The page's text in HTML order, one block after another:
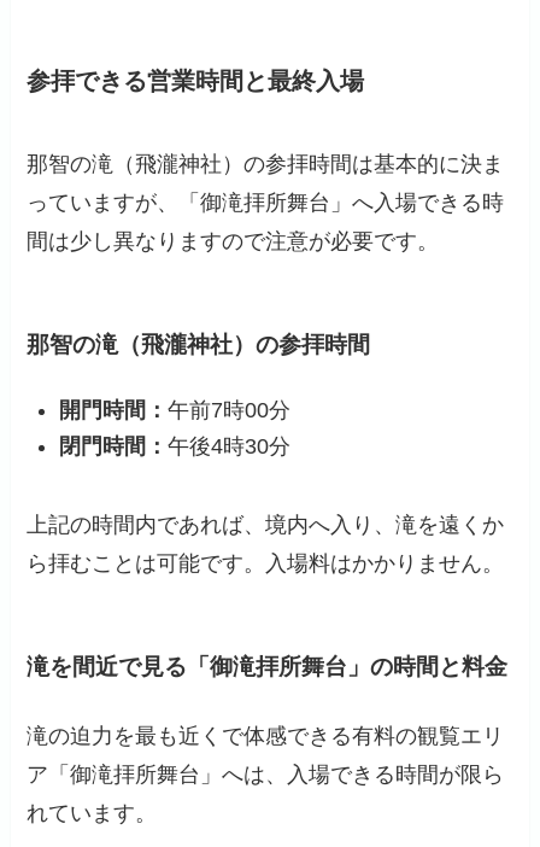
参拝できる営業時間と最終入場
那智の滝（飛瀧神社）の参拝時間は基本的に決ま
っていますが、「御滝拝所舞台」へ入場できる時
間は少し異なりますので注意が必要です。
那智の滝（飛瀧神社）の参拝時間
開門時間：午前7時00分
閉門時間：午後4時30分
上記の時間内であれば、境内へ入り、滝を遠くか
ら拝むことは可能です。入場料はかかりません。
滝を間近で見る「御滝拝所舞台」の時間と料金
滝の迫力を最も近くで体感できる有料の観覧エリ
ア「御滝拝所舞台」へは、入場できる時間が限ら
れています。